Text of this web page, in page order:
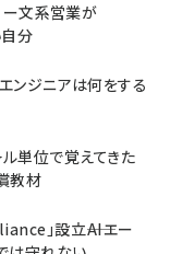
ー文系営業が
分
ンジニアは何をする
ル単位で覚えてきた
教材
」設立――AIエー